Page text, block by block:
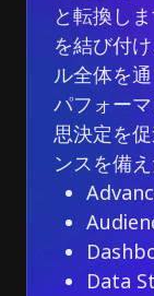
と転換し
を結び付
ル全体を
パフォー
思決定を
ンスを備
Data